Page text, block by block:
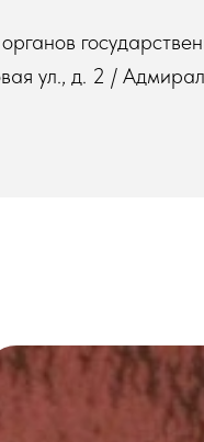
ул., д. 2 /